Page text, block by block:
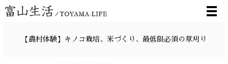
メ
【農村体験】キノコ栽培、米づくり、最低限必須の草刈り